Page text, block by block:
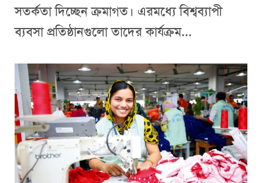
সতর্কতা দিচ্ছেন ক্রমাগত। এরমধ্যে বিশ্বব্যাপী
ব্যবসা প্রতিষ্ঠানগুলো তাদের কার্যক্রম...